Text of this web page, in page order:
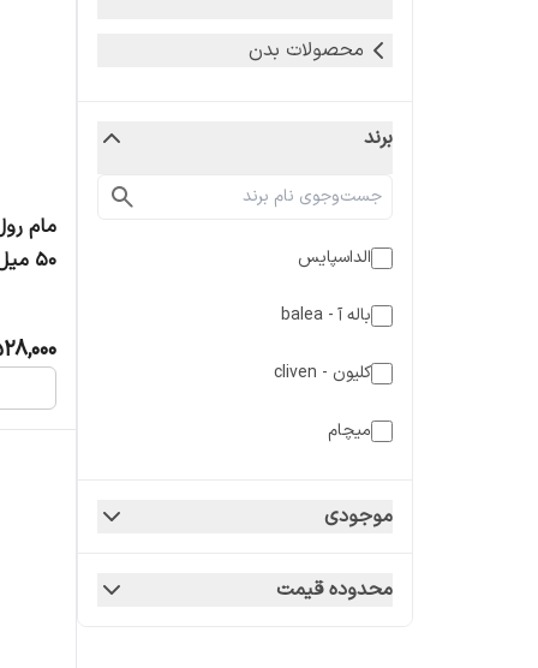
محصولات بدن
برند
الداسپایس
باله آ - balea
کلیون - cliven
میچام
موجودی
محدوده قیمت
۵۰ میل